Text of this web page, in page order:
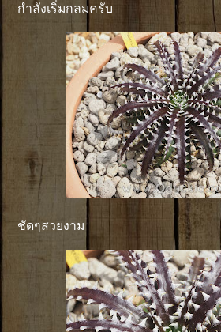
กำลังเริ่มกลมครับ
ชัดๆสวยงาม